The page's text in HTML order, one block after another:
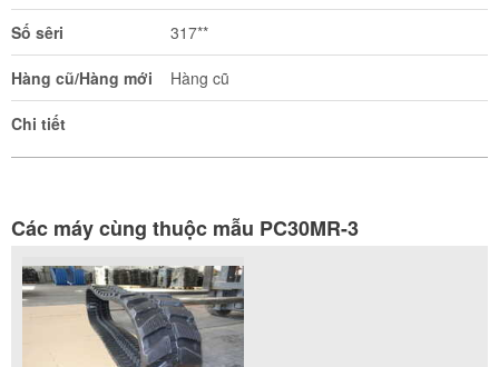
Số sêri 317**
Hàng cũ/Hàng mới Hàng cũ
Chi tiết
Các máy cùng thuộc mẫu PC30MR-3